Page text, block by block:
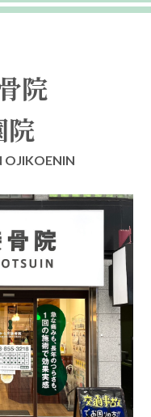
院
院
OJIKOENIN